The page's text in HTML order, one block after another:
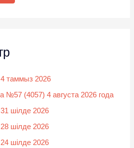
таммыз 2026
(4057) 4 августа 2026 года
шілде 2026
шілде 2026
шілде 2026